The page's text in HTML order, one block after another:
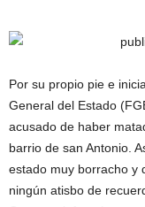
Por su propio pie e
General del Estado
acusado de haber
barrio de san Antonio.
estado muy borracho y
ningún atisbo de